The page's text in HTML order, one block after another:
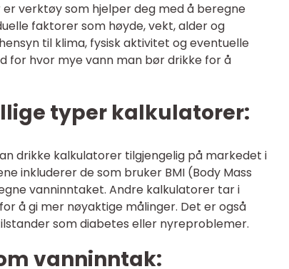
verktøy som hjelper deg med å beregne
faktorer som høyde, vekt, alder og
til klima, fysisk aktivitet og eventuelle
for hvor mye vann man bør drikke for å
typer kalkulatorer:
drikke kalkulatorer tilgjengelig på markedet i
inkluderer de som bruker BMI (Body Mass
vanninntaket. Andre kalkulatorer tar i
å gi mer nøyaktige målinger. Det er også
som diabetes eller nyreproblemer.
vanninntak: